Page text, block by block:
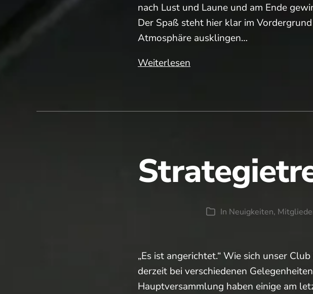
nach Lust und Laune und am Ende
Der Spaß steht hier klar im
Atmosphäre ausklingen…
Weiterlesen
Kategorien
In Neuigkeiten,
„Es ist angerichtet.“ Wie sich unser
derzeit bei verschiedenen
Hauptversammlung haben einige am